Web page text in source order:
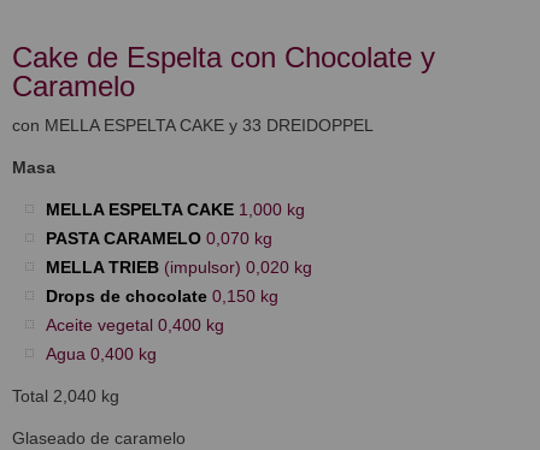
Cake de Espelta con Chocolate y
Caramelo
con MELLA ESPELTA CAKE y 33 DREIDOPPEL
Masa
MELLA ESPELTA CAKE 1,000 kg
PASTA CARAMELO 0,070 kg
MELLA TRIEB (impulsor) 0,020 kg
Drops de chocolate 0,150 kg
Aceite vegetal 0,400 kg
Agua 0,400 kg
Total 2,040 kg
Glaseado de caramelo